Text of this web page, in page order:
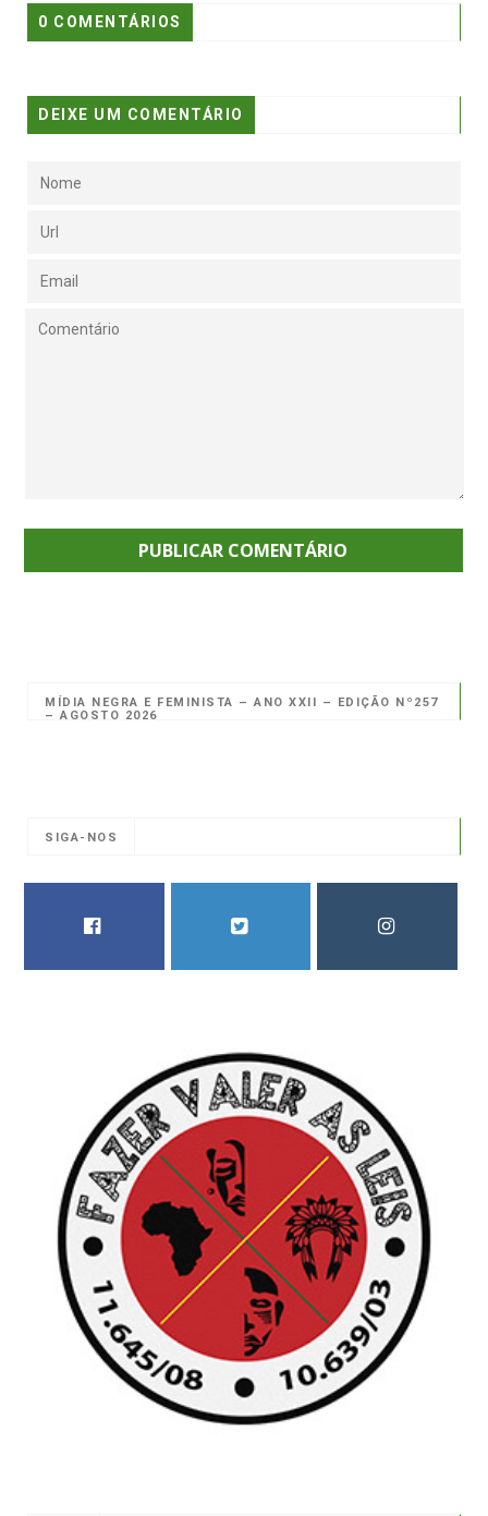
0 COMENTÁRIOS
DEIXE UM COMENTÁRIO
MÍDIA NEGRA E FEMINISTA – ANO XXII – EDIÇÃO Nº257
– AGOSTO 2026
SIGA-NOS